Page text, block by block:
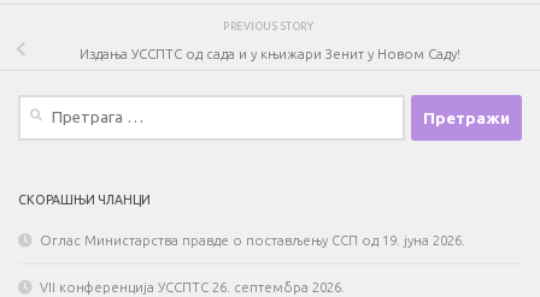
PREVIOUS STORY
Издања УССПТС од сада и у књижари Зенит у Новом Саду!
СКОРАШЊИ ЧЛАНЦИ
Оглас Министарства правде о постављењу ССП од 19. јуна 2026.
VII конференција УССПТС 26. септембра 2026.